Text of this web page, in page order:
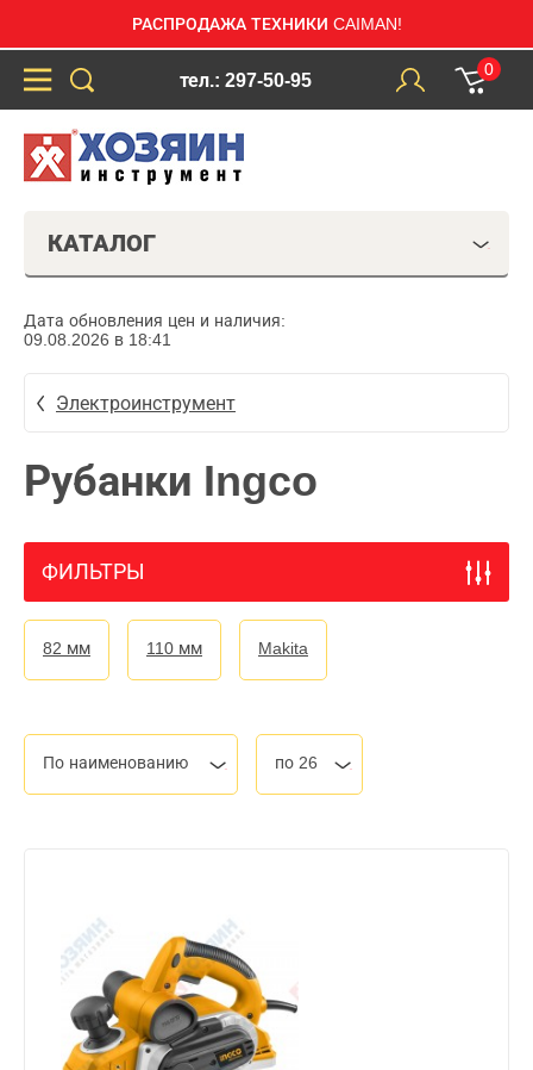
РАСПРОДАЖА ТЕХНИКИ CAIMAN!
тел.: 297-50-95
0
КАТАЛОГ
Дата обновления цен и наличия:
09.08.2026 в 18:41
Электроинструмент
Рубанки Ingco
ФИЛЬТРЫ
82 мм 110 мм Makita
По наименованию по 26